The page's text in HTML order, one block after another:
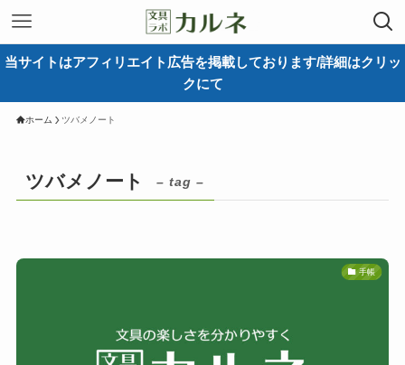
当サイトはアフィリエイト広告を掲載しております/詳細はクリッ
クにて
ホーム ツバメノート
ツバメノート – tag –
手帳